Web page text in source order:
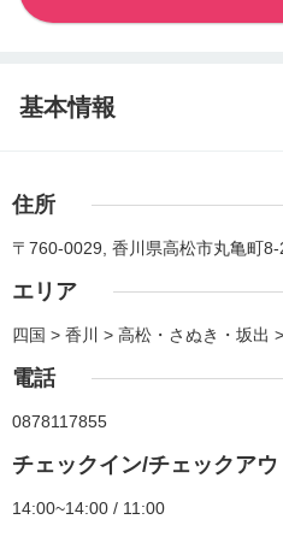
基本情報
住所
〒760-0029, 香川県高松市丸亀町8-
エリア
四国 > 香川 > 高松・さぬき・坂出
電話
0878117855
チェックイン/チェックアウ
14:00~14:00 / 11:00